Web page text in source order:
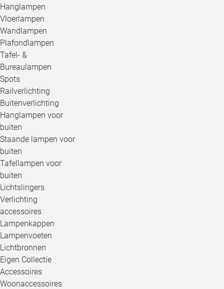
Hanglampen
Vloerlampen
Wandlampen
Plafondlampen
Tafel- &
Bureaulampen
Spots
Railverlichting
Buitenverlichting
Hanglampen voor
buiten
Staande lampen voor
buiten
Tafellampen voor
buiten
Lichtslingers
Verlichting
accessoires
Lampenkappen
Lampenvoeten
Lichtbronnen
Eigen Collectie
Accessoires
Woonaccessoires